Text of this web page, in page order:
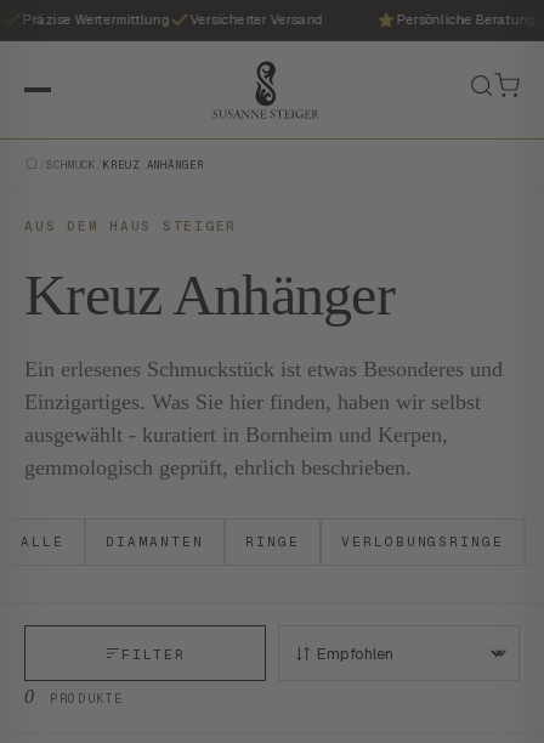
Präzise Wertermittlung Versicherter Versand Persönliche Beratung
SCHMUCK /KREUZ ANHÄNGER
AUS DEM HAUS STEIGER
Kreuz Anhänger
Ein erlesenes Schmuckstück ist etwas Besonderes und
Einzigartiges. Was Sie hier finden, haben wir selbst
ausgewählt - kuratiert in Bornheim und Kerpen,
gemmologisch geprüft, ehrlich beschrieben.
ALLE DIAMANTEN RINGE VERLOBUNGSRINGE
0 PRODUKTE
FILTER SORTIEREN: